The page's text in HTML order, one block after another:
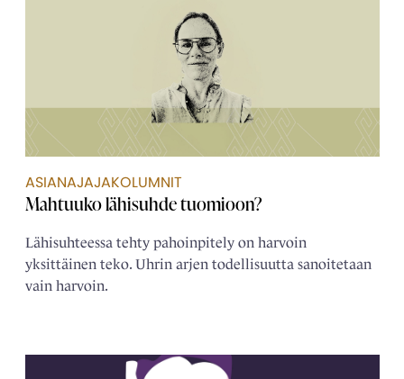
ASIANAJAJAKOLUMNIT
Mahtuuko lähisuhde tuomioon?
Lähisuhteessa tehty pahoinpitely on harvoin
yksittäinen teko. Uhrin arjen todellisuutta sanoitetaan
vain harvoin.